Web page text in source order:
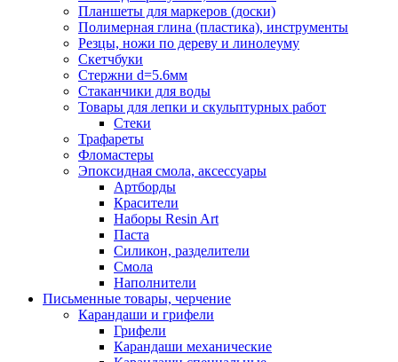
Планшеты для маркеров (доски)
Полимерная глина (пластика), инструменты
Резцы, ножи по дереву и линолеуму
Скетчбуки
Стержни d=5.6мм
Стаканчики для воды
Товары для лепки и скульптурных работ
Стеки
Трафареты
Фломастеры
Эпоксидная смола, аксессуары
Артборды
Красители
Наборы Resin Art
Паста
Силикон, разделители
Смола
Наполнители
Письменные товары, черчение
Карандаши и грифели
Грифели
Карандаши механические